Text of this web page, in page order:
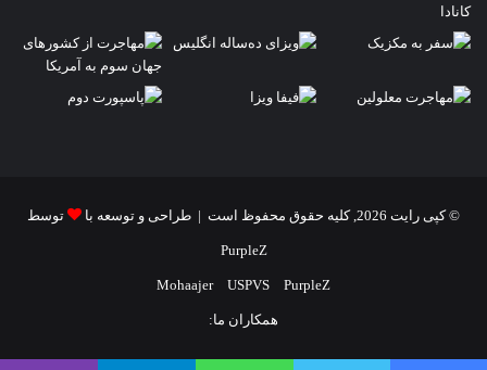
© کپی رایت 2026, کلیه حقوق محفوظ است | طراحی و توسعه با توسط
PurpleZ
PurpleZ
USPVS
Mohaajer
همکاران ما: